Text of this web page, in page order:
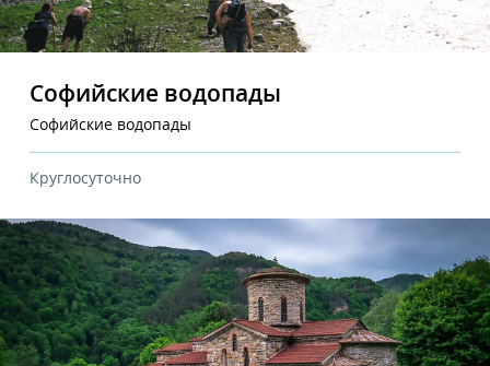
Софийские водопады
Софийские водопады
Круглосуточно